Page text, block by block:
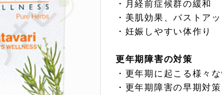
・月経前症候群の緩和
・美肌効果、バストア
・妊娠しやすい体作り
更年期障害の対策
・更年期に起こる様々
・更年期障害の早期対策